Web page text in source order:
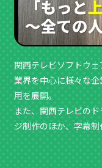
関西テレビソフトウ
業界を中心に様々な
用を展開。
また、関西テレビの
ジ制作のほか、字幕